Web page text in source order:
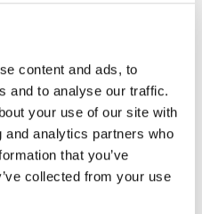
content and ads, to
and to analyse our traffic.
your use of our site with
analytics partners who
that you’ve
collected from your use
die umwelt­schäd­li­chen
Ergeb­nis­se der
des Berichts der
Foun­da­ti­on und
– Clean Clo­thes